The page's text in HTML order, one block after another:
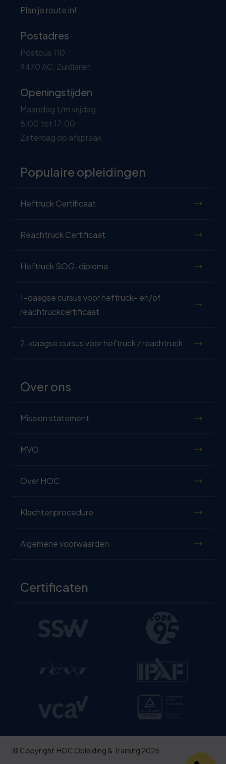
Plan je route in!
Postadres
Postbus 110
9470 AC, Zuidlaren
Openingstijden
Maandag t/m vrijdag
8:00 tot 17:00
Zaterdag op afspraak
Populaire opleidingen
Heftruck Certificaat
Reachtruck Certificaat
Heftruck SOG-diploma
1-daagse cursus voor heftruck- en/of
reachtruckcertificaat
2-daagse cursus voor heftruck / reachtruck
Over ons
Mission statement
MVO
Over HOC
Klachtenprocedure
Algemene voorwaarden
Certificaten
© Copyright HOC Opleiding & Training 2026